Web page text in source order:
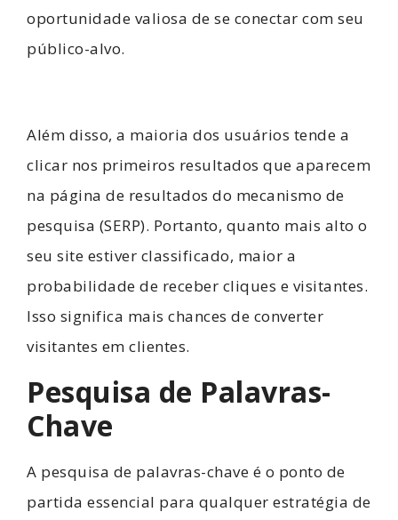
oportunidade valiosa de se conectar com seu
público-alvo.
Além disso, a maioria dos usuários tende a
clicar nos primeiros resultados que aparecem
na página de resultados do mecanismo de
pesquisa (SERP). Portanto, quanto mais alto o
seu site estiver classificado, maior a
probabilidade de receber cliques e visitantes.
Isso significa mais chances de converter
visitantes em clientes.
Pesquisa de Palavras-
Chave
A pesquisa de palavras-chave é o ponto de
partida essencial para qualquer estratégia de